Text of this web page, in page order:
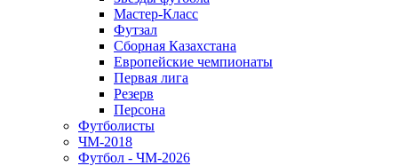
Мастер-Класс
Футзал
Сборная Казахстана
Европейские чемпионаты
Первая лига
Резерв
Персона
Футболисты
ЧМ-2018
Футбол - ЧМ-2026